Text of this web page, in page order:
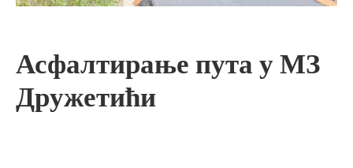
Асфалтирање пута у МЗ
Дружетићи